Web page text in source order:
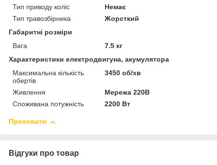
Тип приводу коліс
Немає
Тип травозбірника
Жорсткий
Габаритні розміри
Вага
7.5 кг
Характеристики електродвигуна, акумулятора
Максимальна кількість
обертів
3450 об/хв
Живлення
Мережа 220В
Споживана потужність
2200 Вт
Приховати
Відгуки про товар